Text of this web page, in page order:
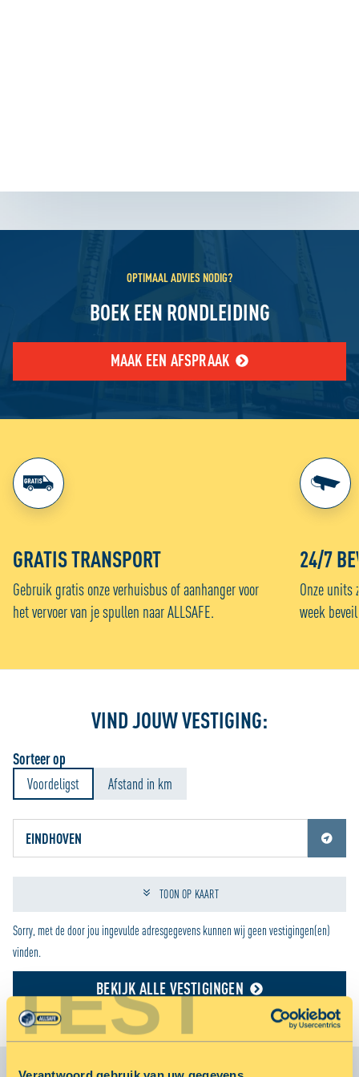
TEST
OPTIMAAL ADVIES NODIG?
BOEK EEN RONDLEIDING
MAAK EEN AFSPRAAK
GRATIS TRANSPORT
Gebruik gratis onze verhuisbus of aanhanger voor
het vervoer van je spullen naar ALLSAFE.
24/7
Onze units
week
VIND JOUW VESTIGING:
Sorteer op
Voordeligst
Afstand in km
Schakel jouw locatiediensten in om deze functie te gebruiken.
TOON OP KAART
Sorry, met de door jou ingevulde adresgegevens kunnen wij geen vestigingen(en)
vinden.
BEKIJK ALLE VESTIGINGEN